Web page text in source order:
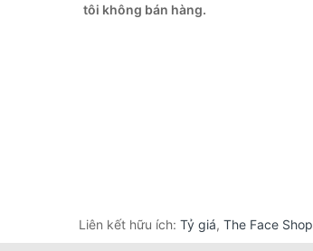
tôi không bán hàng.
Liên kết hữu ích: Tỷ giá, The Face